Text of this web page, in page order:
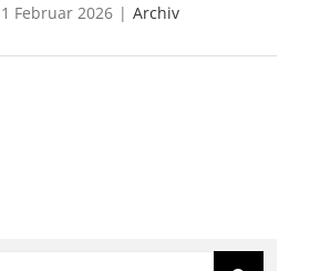
Februar 2026 | Archiv